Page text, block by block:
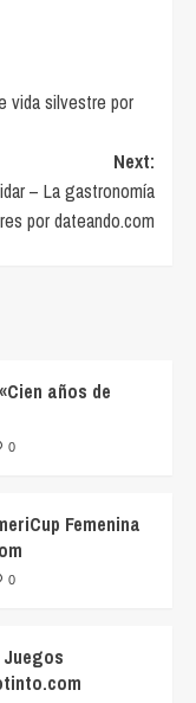
vida silvestre por
Next:
– La gastronomía
por dateando.com
años de
0
Femenina
0